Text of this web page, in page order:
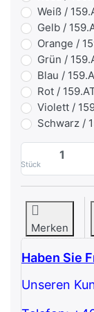
Weiß /
Gelb /
Orange /
Grün /
Blau /
Rot /
Violett /
Schwarz /
Stück
Merken
Haben Sie
Unseren